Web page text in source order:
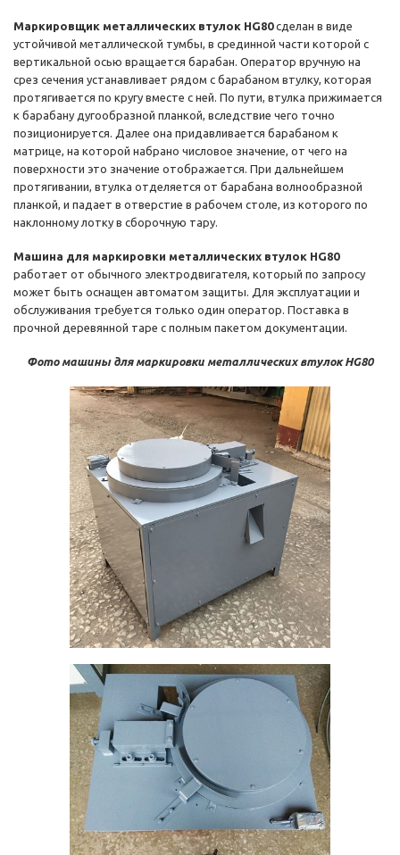
Маркировщик металлических втулок HG80сделан в виде
устойчивой металлической тумбы, в срединной части которой с
вертикальной осью вращается барабан. Оператор вручную на
срез сечения устанавливает рядом с барабаном втулку, которая
протягивается по кругу вместе с ней. По пути, втулка прижимается
к барабану дугообразной планкой, вследствие чего точно
позиционируется. Далее она придавливается барабаном к
матрице, на которой набрано числовое значение, от чего на
поверхности это значение отображается. При дальнейшем
протягивании, втулка отделяется от барабана волнообразной
планкой, и падает в отверстие в рабочем столе, из которого по
наклонному лотку в сборочную тару.
Машина для маркировки металлических втулок HG80
работает от обычного электродвигателя, который по запросу
может быть оснащен автоматом защиты. Для эксплуатации и
обслуживания требуется только один оператор. Поставка в
прочной деревянной таре с полным пакетом документации.
Фото машины для маркировки металлических втулок HG80